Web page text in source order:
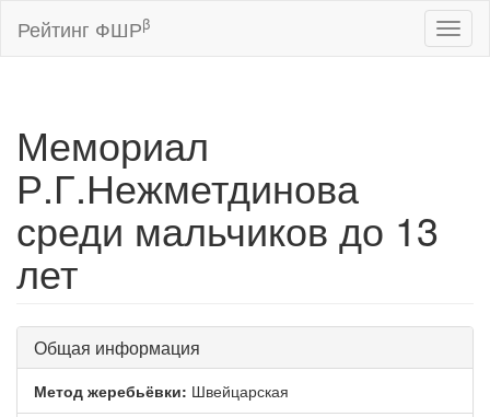
Рейтинг ФШРβ
Мемориал
Р.Г.Нежметдинова
среди мальчиков до 13
лет
Общая информация
Метод жеребьёвки: Швейцарская